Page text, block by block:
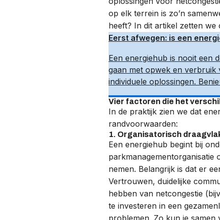
op elk terrein is zo’n
heeft? In dit artikel zetten we
Eerst afwegen: is een
Een energiehub is nooit een
gaan met opwek en verbruik
individuele oplossingen.
Vier factoren die het
In de praktijk zien we dat
randvoorwaarden:
1. Organisatorisch
Een energiehub begint bij
parkmanagementorganisatie
nemen. Belangrijk is dat er
Vertrouwen, duidelijke
hebben van netcongestie
te investeren in een
problemen. Zo kun je samen